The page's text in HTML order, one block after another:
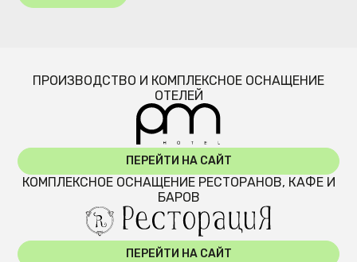
ПРОИЗВОДСТВО И КОМПЛЕКСНОЕ ОСНАЩЕНИЕ
ОТЕЛЕЙ
ПЕРЕЙТИ НА САЙТ
КОМПЛЕКСНОЕ ОСНАЩЕНИЕ РЕСТОРАНОВ, КАФЕ И
БАРОВ
ПЕРЕЙТИ НА САЙТ